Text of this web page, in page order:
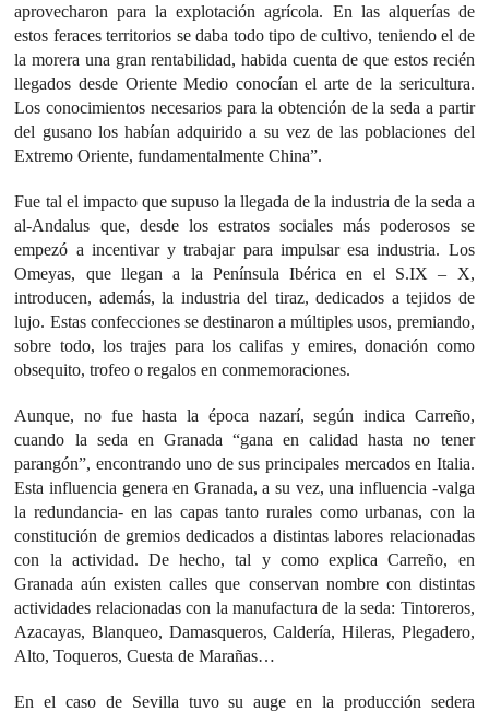
aprovecharon para la explotación agrícola. En las alquerías de
estos feraces territorios se daba todo tipo de cultivo, teniendo el de
la morera una gran rentabilidad, habida cuenta de que estos recién
llegados desde Oriente Medio conocían el arte de la sericultura.
Los conocimientos necesarios para la obtención de la seda a partir
del gusano los habían adquirido a su vez de las poblaciones del
Extremo Oriente, fundamentalmente China”.
Fue tal el impacto que supuso la llegada de la industria de la seda a
al-Andalus que, desde los estratos sociales más poderosos se
empezó a incentivar y trabajar para impulsar esa industria. Los
Omeyas, que llegan a la Península Ibérica en el S.IX – X,
introducen, además, la industria del tiraz, dedicados a tejidos de
lujo. Estas confecciones se destinaron a múltiples usos, premiando,
sobre todo, los trajes para los califas y emires, donación como
obsequito, trofeo o regalos en conmemoraciones.
Aunque, no fue hasta la época nazarí, según indica Carreño,
cuando la seda en Granada “gana en calidad hasta no tener
parangón”, encontrando uno de sus principales mercados en Italia.
Esta influencia genera en Granada, a su vez, una influencia -valga
la redundancia- en las capas tanto rurales como urbanas, con la
constitución de gremios dedicados a distintas labores relacionadas
con la actividad. De hecho, tal y como explica Carreño, en
Granada aún existen calles que conservan nombre con distintas
actividades relacionadas con la manufactura de la seda: Tintoreros,
Azacayas, Blanqueo, Damasqueros, Caldería, Hileras, Plegadero,
Alto, Toqueros, Cuesta de Marañas…
En el caso de Sevilla tuvo su auge en la producción sedera